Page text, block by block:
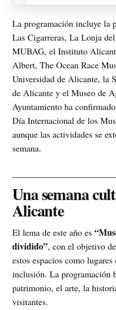
La programación incluye la
Las Cigarreras, La Lonja
MUBAG, el Instituto
Albert, The Ocean Race
Universidad de Alicante, la
de Alicante y el Museo de
Ayuntamiento ha
Día Internacional de los
aunque las actividades se
semana.
Una semana
Alicante
El lema de este año es
dividido”, con el objetivo
estos espacios como
inclusión. La programación
patrimonio, el arte, la
visitantes.